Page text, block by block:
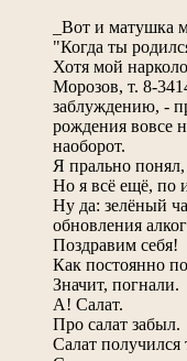
_Вот и матушка
"Когда ты
Хотя мой
Морозов, т. 8-
заблуждению, -
рождения вовсе
наоборот.
Я прально
Но я всё ещё, по
Ну да: зелёный
обновления
Поздравим себя!
Как постоянно
Значит, погнали.
А! Салат.
Про салат забыл.
Салат получился